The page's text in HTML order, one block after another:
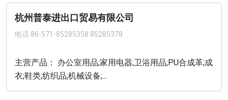
杭州普泰进出口贸易有限公司
电话 86-571-85285358 85285378
主营产品： 办公室用品;家用电器;卫浴用品;PU合成革;成
衣;鞋类;纺织品;机械设备;...